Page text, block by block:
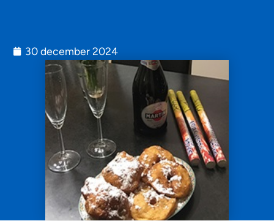
30 december 2024